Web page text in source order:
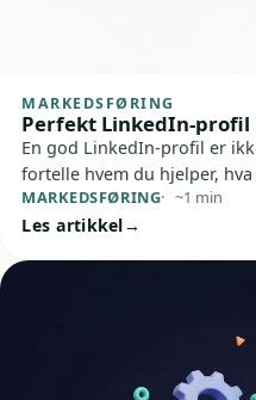
MARKEDSFØRING
Perfekt LinkedIn-profil
En god LinkedIn-profil er
fortelle hvem du hjelper,
ta kontakt. Hvis profilen din
digital CV, er du ikke alene
MARKEDSFØRING ~1 min
Les artikkel